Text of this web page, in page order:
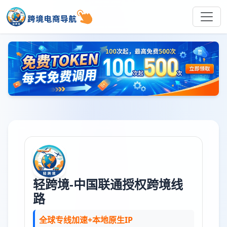
轻跨境-中国联通授权跨境线
路
全球专线加速+本地原生IP